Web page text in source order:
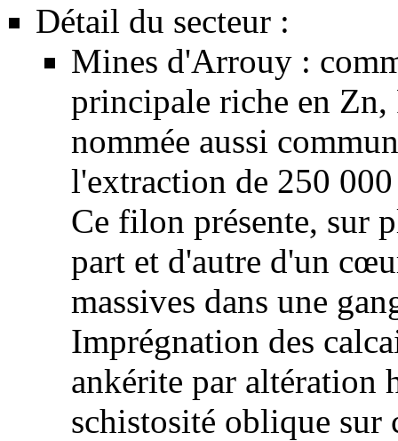
Détail du secteur :
Mines d'Arrouy :
principale riche en Zn,
nommée aussi
l'extraction de 250
Ce filon présente, sur
part et d'autre d'un
massives dans une
Imprégnation des
ankérite par altération
schistosité oblique sur